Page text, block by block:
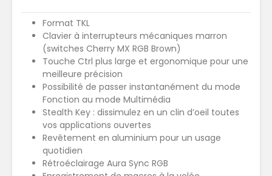
Format TKL
Clavier à interrupteurs mécaniques marron
(switches Cherry MX RGB Brown)
Touche Ctrl plus large et ergonomique pour une
meilleure précision
Possibilité de passer instantanément du mode
Fonction au mode Multimédia
Stealth Key : dissimulez en un clin d’oeil toutes
vos applications ouvertes
Revêtement en aluminium pour un usage
quotidien
Rétroéclairage Aura Sync RGB